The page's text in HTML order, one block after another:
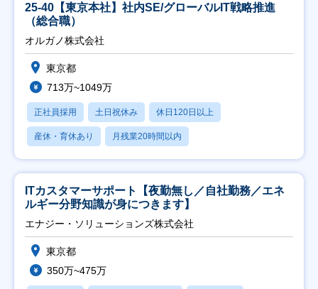
25-40【東京本社】社内SE/グローバルIT戦略推進
（総合職）
オルガノ株式会社
東京都
713万~1049万
正社員採用 土日祝休み 休日120日以上
産休・育休あり 月残業20時間以内
ITカスタマーサポート【夜勤無し／自社勤務／エネ
ルギー分野知識が身につきます】
エナジー・ソリューションズ株式会社
東京都
350万~475万